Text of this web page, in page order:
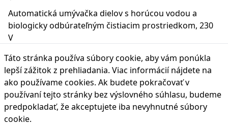
Automatická umývačka dielov s horúcou vodou a
biologicky odbúrateľným čistiacim prostriedkom, 230
V
Kompaktná umývačka dielov na horúcu vodu s otočným
košom a napájaním 230 V, ideálna pre malé až stredné
čistiace úlohy.
Kód produktu: X81-L35
Cena s DPH:4.046,70 €
🔵 Na objednávku 40 dní
Táto stránka používa súbory cookie, aby vám ponúkla
lepší zážitok z prehliadania. Viac informácií nájdete na
ako používame cookies. Ak budete pokračovať v
používaní tejto stránky bez výslovného súhlasu, budeme
predpokladať, že akceptujete iba nevyhnutné súbory
cookie.